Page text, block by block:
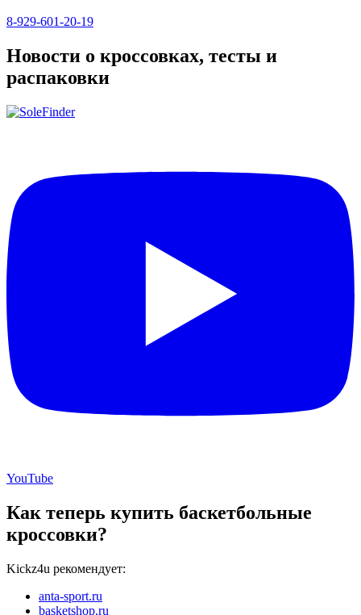
8-929-601-20-19
Новости о кроссовках, тесты и
распаковки
YouTube
Как теперь купить баскетбольные
кроссовки?
Kickz4u рекомендует:
anta-sport.ru
basketshop.ru